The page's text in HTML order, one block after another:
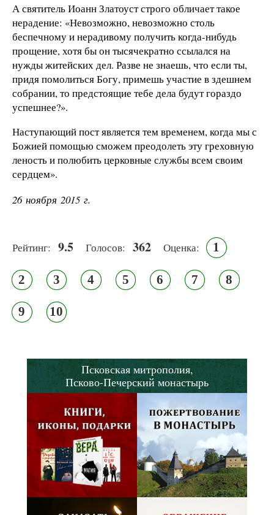
А святитель Иоанн Златоуст строго обличает такое
нерадение: «Невозможно, невозможно столь
беспечному и нерадивому получить когда-нибудь
прощение, хотя бы он тысячекратно ссылался на
нужды житейских дел. Разве не знаешь, что если ты,
придя помолиться Богу, примешь участие в здешнем
собрании, то предстоящие тебе дела будут гораздо
успешнее?».
Наступающий пост является тем временем, когда мы с
Божией помощью сможем преодолеть эту греховную
леность и полюбить церковные службы всем своим
сердцем».
26 ноября 2015 г.
Рейтинг: 9.5 Голосов: 362 Оценка: 1
2 3 4 5 6 7 8
9 10
Псковская митрополия,
Псково-Печерский монастырь